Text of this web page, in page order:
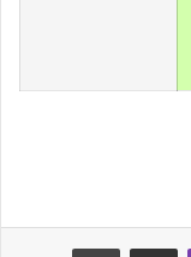
ڤايبر مشاركة عبر البريد طباعة